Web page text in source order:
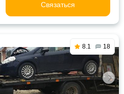
Связаться
8.1 18